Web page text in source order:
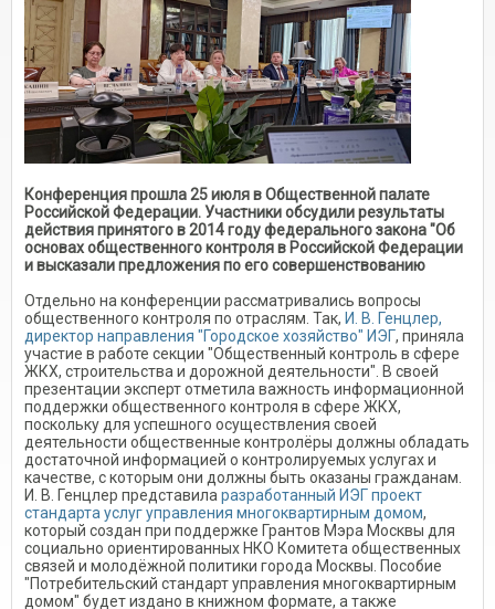
Конференция прошла 25 июля в Общественной палате
Российской Федерации. Участники обсудили результаты
действия принятого в 2014 году федерального закона "Об
основах общественного контроля в Российской Федерации
и высказали предложения по его совершенствованию
Отдельно на конференции рассматривались вопросы
общественного контроля по отраслям. Так, И. В. Генцлер,
директор направления "Городское хозяйство" ИЭГ, приняла
участие в работе секции "Общественный контроль в сфере
ЖКХ, строительства и дорожной деятельности". В своей
презентации эксперт отметила важность информационной
поддержки общественного контроля в сфере ЖКХ,
поскольку для успешного осуществления своей
деятельности общественные контролёры должны обладать
достаточной информацией о контролируемых услугах и
качестве, с которым они должны быть оказаны гражданам.
И. В. Генцлер представила разработанный ИЭГ проект
стандарта услуг управления многоквартирным домом,
который создан при поддержке Грантов Мэра Москвы для
социально ориентированных НКО Комитета общественных
связей и молодёжной политики города Москвы. Пособие
"Потребительский стандарт управления многоквартирным
домом" будет издано в книжном формате, а также